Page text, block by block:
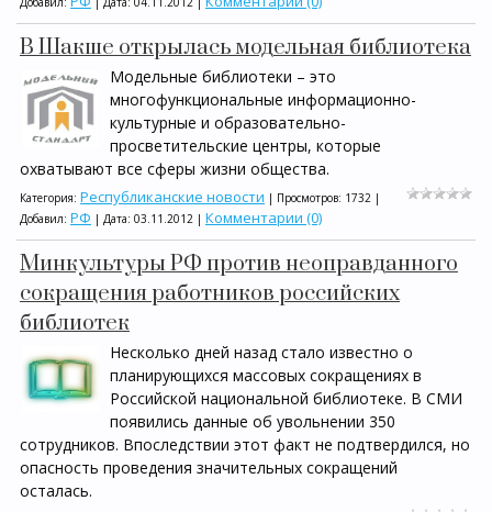
В Шакше открылась модельная библиотека
Модельные библиотеки – это
многофункциональные информационно-
культурные и образовательно-
просветительские центры, которые
охватывают все сферы жизни общества.
Категория: Республиканские новости | Просмотров: 1732 |
Добавил: РФ | Дата: 03.11.2012 | Комментарии (0)
Минкультуры РФ против неоправданного
сокращения работников российских
библиотек
Несколько дней назад стало известно о
планирующихся массовых сокращениях в
Российской национальной библиотеке. В СМИ
появились данные об увольнении 350
сотрудников. Впоследствии этот факт не подтвердился, но
опасность проведения значительных сокращений
осталась.